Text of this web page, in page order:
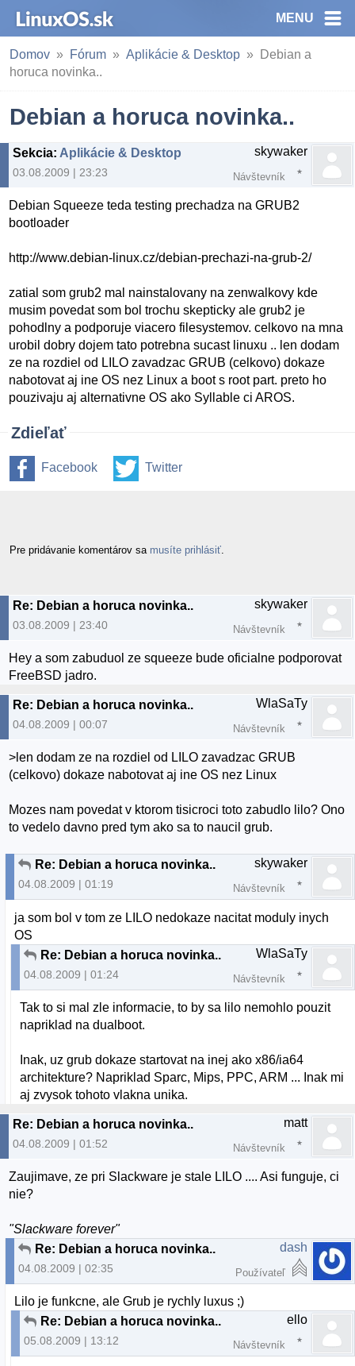
MENU
Domov Fórum Aplikácie & Desktop
Debian a
horuca novinka..
Debian a horuca novinka..
Sekcia: Aplikácie & Desktop
03.08.2009 | 23:23
skywaker
Návštevník
Debian Squeeze teda testing prechadza na GRUB2
bootloader
http://www.debian-linux.cz/debian-prechazi-na-grub-2/
zatial som grub2 mal nainstalovany na zenwalkovy kde
musim povedat som bol trochu skepticky ale grub2 je
pohodlny a podporuje viacero filesystemov. celkovo na mna
urobil dobry dojem tato potrebna sucast linuxu .. len dodam
ze na rozdiel od LILO zavadzac GRUB (celkovo) dokaze
nabotovat aj ine OS nez Linux a boot s root part. preto ho
pouzivaju aj alternativne OS ako Syllable ci AROS.
Zdieľať
Facebook Twitter
Pre pridávanie komentárov sa musíte prihlásiť
Re: Debian a horuca novinka..
03.08.2009 | 23:40
skywaker
Návštevník
Hey a som zabuduol ze squeeze bude oficialne podporovat
FreeBSD jadro.
Re: Debian a horuca novinka..
04.08.2009 | 00:07
WlaSaTy
Návštevník
>len dodam ze na rozdiel od LILO zavadzac GRUB
(celkovo) dokaze nabotovat aj ine OS nez Linux
Mozes nam povedat v ktorom tisicroci toto zabudlo lilo? Ono
to vedelo davno pred tym ako sa to naucil grub.
Re: Debian a horuca novinka..
04.08.2009 | 01:19
skywaker
Návštevník
ja som bol v tom ze LILO nedokaze nacitat moduly inych
OS
Re: Debian a horuca novinka..
04.08.2009 | 01:24
WlaSaTy
Návštevník
Tak to si mal zle informacie, to by sa lilo nemohlo pouzit
napriklad na dualboot.
Inak, uz grub dokaze startovat na inej ako x86/ia64
architekture? Napriklad Sparc, Mips, PPC, ARM ... Inak mi
aj zvysok tohoto vlakna unika.
Re: Debian a horuca novinka..
04.08.2009 | 01:52
matt
Návštevník
Zaujimave, ze pri Slackware je stale LILO .... Asi funguje, ci
nie?
"Slackware forever"
Re: Debian a horuca novinka..
04.08.2009 | 02:35
dash
Používateľ
Lilo je funkcne, ale Grub je rychly luxus ;)
Re: Debian a horuca novinka..
05.08.2009 | 13:12
ello
Návštevník